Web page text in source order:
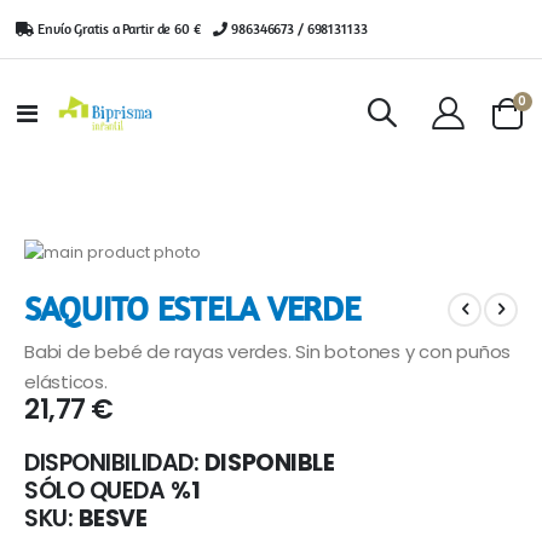
Envío Gratis a Partir de 60 € | 986346673 / 698131133
Toggle
Cart
0
Saltar
final
de
la
galería
de
imágenes
al
comienzo
de
la
galería
imágenes
SAQUITO ESTELA VERDE
Babi de bebé de rayas verdes. Sin botones y con puños
elásticos.
21,77 €
DISPONIBILIDAD: DISPONIBLE
SÓLO QUEDA %1
SKU BESVE